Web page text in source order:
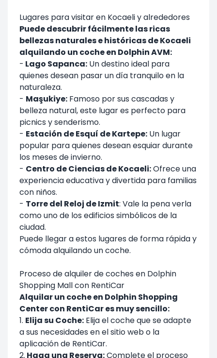
Lugares para visitar en Kocaeli y alrededores
Puede descubrir fácilmente las ricas
bellezas naturales e históricas de Kocaeli
alquilando un coche en Dolphin AVM:
- Lago Sapanca: Un destino ideal para
quienes desean pasar un día tranquilo en la
naturaleza.
- Maşukiye: Famoso por sus cascadas y
belleza natural, este lugar es perfecto para
picnics y senderismo.
- Estación de Esquí de Kartepe: Un lugar
popular para quienes desean esquiar durante
los meses de invierno.
- Centro de Ciencias de Kocaeli:Ofrece una
experiencia educativa y divertida para familias
con niños.
- Torre del Reloj de Izmit: Vale la pena verla
como uno de los edificios simbólicos de la
ciudad.
Puede llegar a estos lugares de forma rápida y
cómoda alquilando un coche.
Proceso de alquiler de coches en Dolphin
Shopping Mall con RentiCar
Alquilar un coche en Dolphin Shopping
Center con RentiCar es muy sencillo:
1. Elija su Coche: Elija el coche que se adapte
a sus necesidades en el sitio web o la
aplicación de RentiCar.
2. Haga una Reserva:Complete el proceso